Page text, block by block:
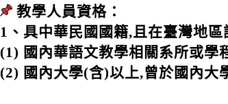
教學人員資格：
1、具中華民國國籍,且在臺灣地
(1) 國內華語文教學相關系所或學
(2) 國內大學(含)以上,曾於國內大